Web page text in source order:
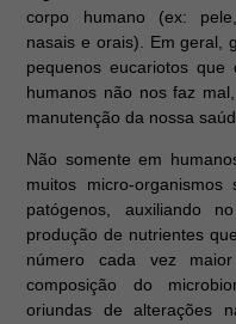
corpo humano (ex:
nasais e orais). Em geral,
pequenos eucariotos
humanos não nos faz
manutenção da nossa
Não somente em
muitos micro-
patógenos, auxiliando
produção de nutrientes
número cada vez
composição do
oriundas de alterações